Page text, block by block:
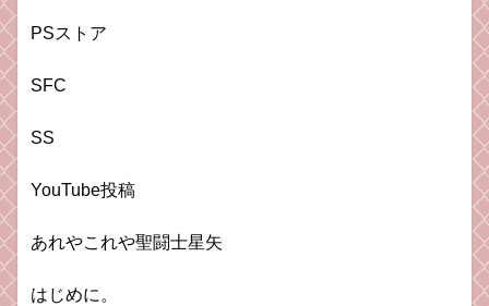
PSストア
SFC
SS
YouTube投稿
あれやこれや聖闘士星矢
はじめに。